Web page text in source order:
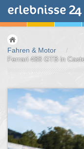
Fahren & Motor
/
Ferrari 488 GTB in